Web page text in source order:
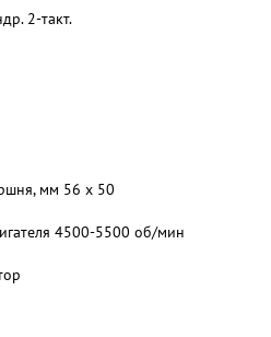
2-такт.
мм 56 x 50
4500-5500 об/мин